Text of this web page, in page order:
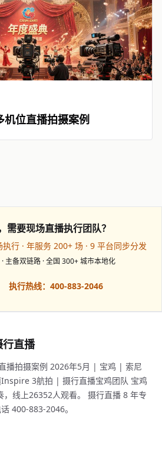
机位直播拍摄案例
需要现场直播执行团队？
行 · 年服务 200+ 场 · 9 平台同步分发
· 主备双链路 · 全国 300+ 城市本地化
执行热线：400-883-2046
行直播
播拍摄案例 2026年5月 | 宝鸡 | 索尼
Inspire 3航拍 | 摄行直播宝鸡团队 宝鸡
线上26352人观看。 摄行直播 8 年专
400-883-2046。